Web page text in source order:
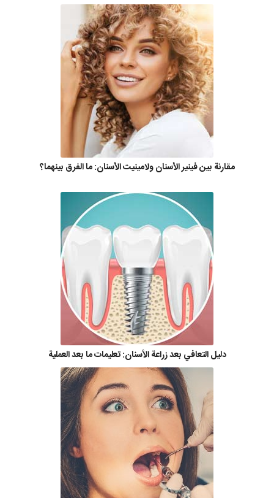
مقارنة بين فينير الأسنان ولامينيت الأسنان: ما الفرق بينهما؟
دليل التعافي بعد زراعة الأسنان: تعليمات ما بعد العملية